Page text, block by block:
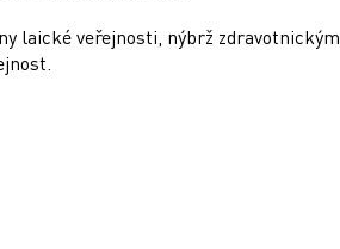
laické veřejnosti, nýbrž zdravotnickým